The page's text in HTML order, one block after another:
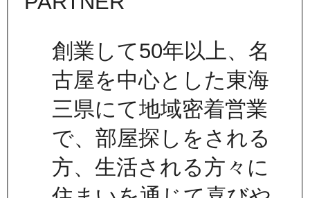
創業して50年以上、名
古屋を中心とした東海
三県にて地域密着営業
で、部屋探しをされる
方、生活される方々に